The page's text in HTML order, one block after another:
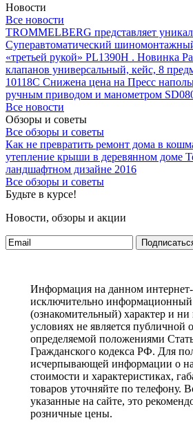
Новости
Все новости
TROMMELBERG представляет
Суперавтоматический
«третьей рукой» PL1390H . Новинка
клапанов универсальный, кейс, 8
10118C Снижена цена на Пресс
ручным приводом и манометром
Все новости
Обзоры и советы
Все обзоры и советы
Как не превратить ремонт дома в
утепление крыши в деревянном доме
ландшафтном дизайне 2016
Все обзоры и советы
Будьте в курсе!
Новости, обзоры и акции
Информация на данном интернет-
исключительно информационный
(ознакомительный) характер и
условиях не является публичной
определяемой положениями
Гражданского кодекса РФ. Для
исчерпывающей информации о
стоимости и характеристиках,
товаров уточняйте по телефону.
указанные на сайте, это
розничные цены.